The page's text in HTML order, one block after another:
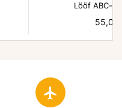
Lööf ABC-
Pris
55,00
flight